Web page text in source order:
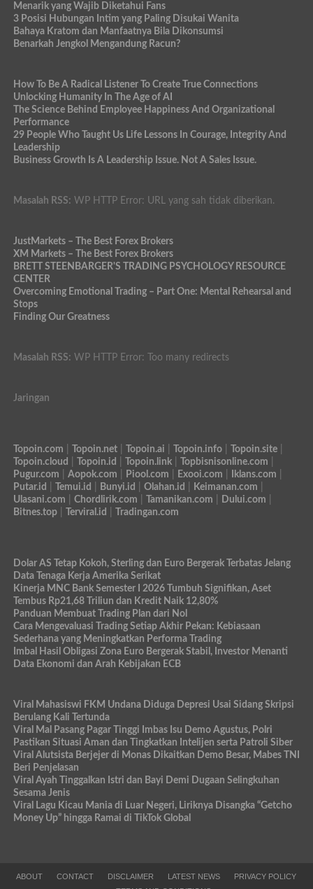
Menarik yang Wajib Diketahui Fans
3 Posisi Hubungan Intim yang Paling Disukai Wanita
Bahaya Kratom dan Manfaatnya Bila Dikonsumsi
Benarkah Jengkol Mengandung Racun?
How To Be A Radical Listener To Create True Connections
Unlocking Humanity In The Age of AI
The Science Behind Employee Happiness And Organizational
Performance
29 People Who Taught Us Life Lessons In Courage, Integrity And
Leadership
Business Growth Is A Leadership Issue. Not A Sales Issue.
Masalah RSS: WP HTTP Error: URL yang sah tidak diberikan.
JustMarkets – The Best Forex Brokers
XM Markets – The Best Forex Brokers
BRETT STEENBARGER'S TRADING PSYCHOLOGY RESOURCE
CENTER
Overcoming Emotional Trading – Part One: Mental Rehearsal and
Stops
Finding Our Greatness
Masalah RSS: WP HTTP Error: Too many redirects
Jaringan
Topoin.com Topoin.net| Topoin.ai Topoin.info| Topoin.site|
Topoin.cloud
Topoin.id Topoin.link| Topbisnisonline.com
Pugur.com
Aopok.com Piool.com Exooi.com Iklans.com
Putar.id
Temui.id Bunyi.id Olahan.id Keimanan.com
Ulasani.com
Chordlirik.com Tamanikan.com Dului.com
Bitnes.top| Terviral.id Tradingan.com
Dolar AS Tetap Kokoh, Sterling dan Euro Bergerak Terbatas Jelang
Data Tenaga Kerja Amerika Serikat
Kinerja MNC Bank Semester I 2026 Tumbuh Signifikan, Aset
Tembus Rp21,68 Triliun dan Kredit Naik 12,80%
Panduan Membuat Trading Plan dari Nol
Cara Mengevaluasi Trading Setiap Akhir Pekan: Kebiasaan
Sederhana yang Meningkatkan Performa Trading
Imbal Hasil Obligasi Zona Euro Bergerak Stabil, Investor Menanti
Data Ekonomi dan Arah Kebijakan ECB
Viral Mahasiswi FKM Undana Diduga Depresi Usai Sidang Skripsi
Berulang Kali Tertunda
Viral Mal Pasang Pagar Tinggi Imbas Isu Demo Agustus, Polri
Pastikan Situasi Aman dan Tingkatkan Intelijen serta Patroli Siber
Viral Alutsista Berjejer di Monas Dikaitkan Demo Besar, Mabes TNI
Beri Penjelasan
Viral Ayah Tinggalkan Istri dan Bayi Demi Dugaan Selingkuhan
Sesama Jenis
Viral Lagu Kicau Mania di Luar Negeri, Liriknya Disangka “Getcho
Money Up” hingga Ramai di TikTok Global
ABOUT CONTACT DISCLAIMER LATEST NEWS
PRIVACY POLICY